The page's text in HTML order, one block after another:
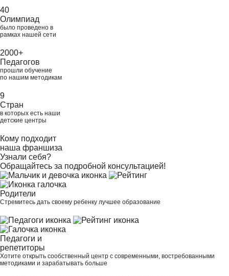
40
Олимпиад
было проведено в
рамках нашей сети
2000+
Педагогов
прошли обучение
по нашим методикам
9
Стран
в которых есть наши
детские центры
Кому подходит
наша франшиза
Узнали себя?
Обращайтесь за подробной консультацией!
Родители
Стремитесь дать своему ребенку лучшее образование
Педагоги и
репетиторы
Хотите открыть сообственный центр с современными, востребованными
методиками и зарабатывать больше